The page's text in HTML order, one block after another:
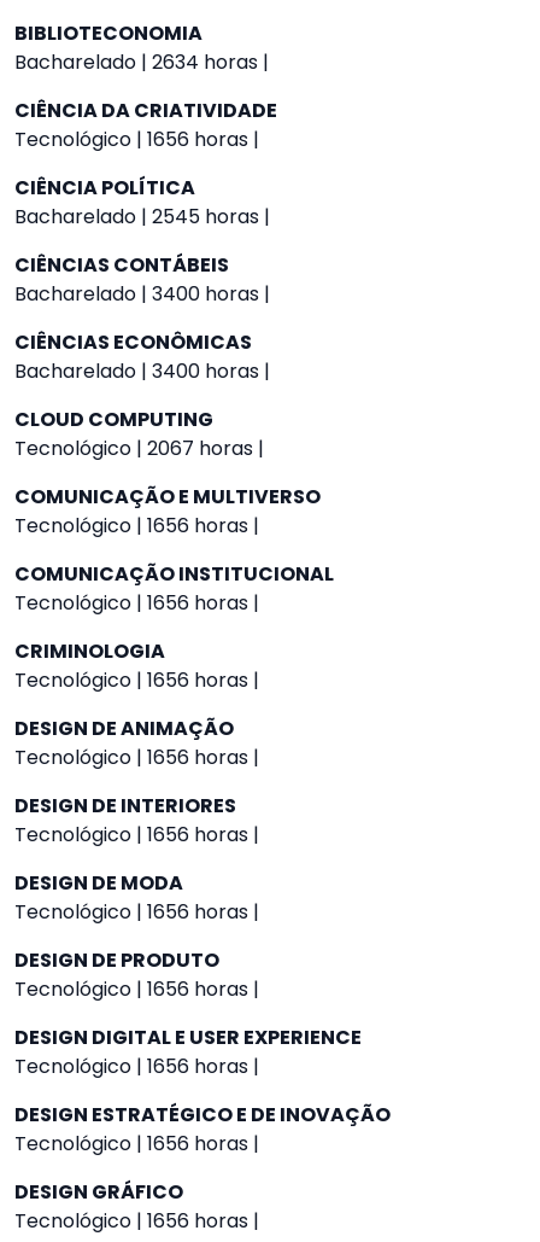
BIBLIOTECONOMIA
Bacharelado | 2634 horas |
CIÊNCIA DA CRIATIVIDADE
Tecnológico | 1656 horas |
CIÊNCIA POLÍTICA
Bacharelado | 2545 horas |
CIÊNCIAS CONTÁBEIS
Bacharelado | 3400 horas |
CIÊNCIAS ECONÔMICAS
Bacharelado | 3400 horas |
CLOUD COMPUTING
Tecnológico | 2067 horas |
COMUNICAÇÃO E MULTIVERSO
Tecnológico | 1656 horas |
COMUNICAÇÃO INSTITUCIONAL
Tecnológico | 1656 horas |
CRIMINOLOGIA
Tecnológico | 1656 horas |
DESIGN DE ANIMAÇÃO
Tecnológico | 1656 horas |
DESIGN DE INTERIORES
Tecnológico | 1656 horas |
DESIGN DE MODA
Tecnológico | 1656 horas |
DESIGN DE PRODUTO
Tecnológico | 1656 horas |
DESIGN DIGITAL E USER EXPERIENCE
Tecnológico | 1656 horas |
DESIGN ESTRATÉGICO E DE INOVAÇÃO
Tecnológico | 1656 horas |
DESIGN GRÁFICO
Tecnológico | 1656 horas |